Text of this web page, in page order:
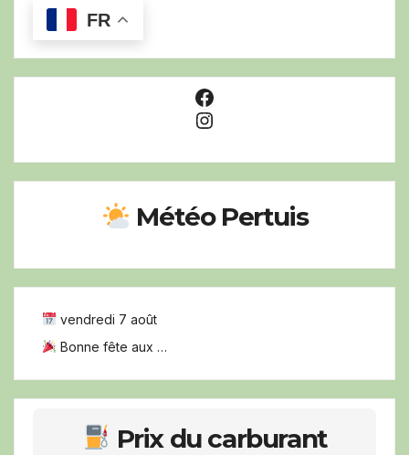
FR
Facebook
Instagram
Météo Pertuis
vendredi 7 août
Bonne fête aux …
Prix du carburant